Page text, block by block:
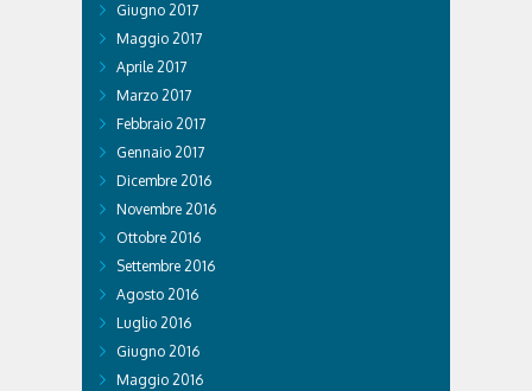
Giugno 2017
Maggio 2017
Aprile 2017
Marzo 2017
Febbraio 2017
Gennaio 2017
Dicembre 2016
Novembre 2016
Ottobre 2016
Settembre 2016
Agosto 2016
Luglio 2016
Giugno 2016
Maggio 2016